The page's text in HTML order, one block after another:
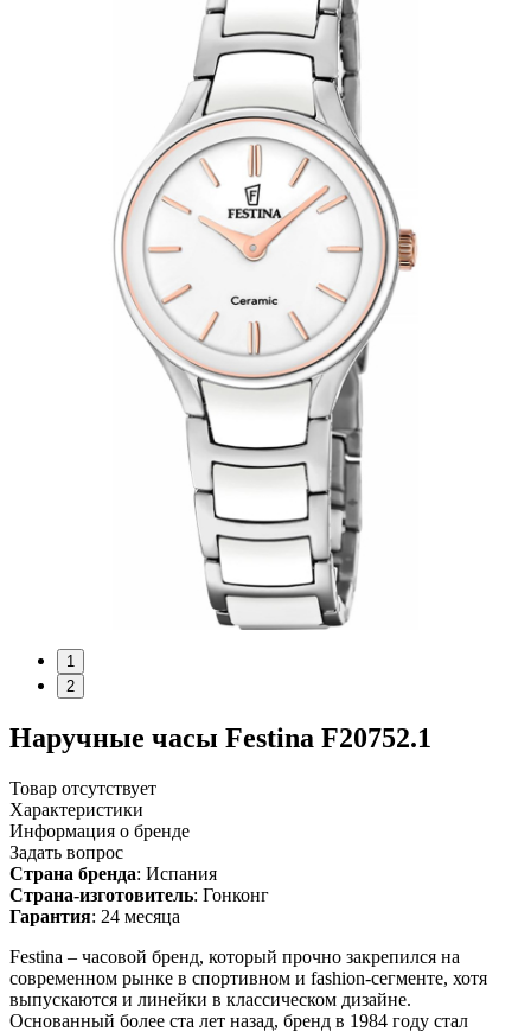
1
2
Наручные часы Festina F20752.1
Товар отсутствует
Характеристики
Информация о бренде
Задать вопрос
Страна бренда: Испания
Страна-изготовитель: Гонконг
Гарантия: 24 месяца
Festina – часовой бренд, который прочно закрепился на
современном рынке в спортивном и fashion-сегменте, хотя
выпускаются и линейки в классическом дизайне.
Основанный более ста лет назад, бренд в 1984 году стал